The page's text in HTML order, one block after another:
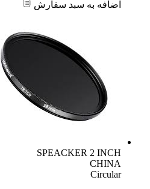
اضافه به سبد سفارش
SPEACKER 2 INCH
CHINA
Circular